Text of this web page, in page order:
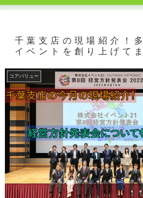
千葉支店の現場紹介！
イベントを創り上げて
コアバリュー